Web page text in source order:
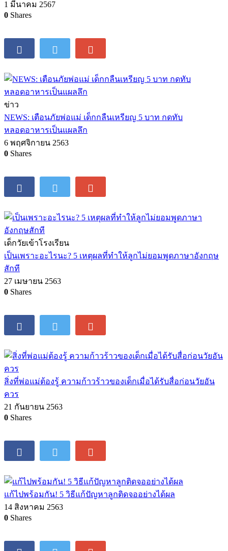
1 มีนาคม 2567
0 Shares
ข่าว
NEWS: เตือนภัยพ่อแม่ เด็กกลืนเหรียญ 5 บาท กดทับ
หลอดอาหารเป็นแผลลึก
6 พฤศจิกายน 2563
0 Shares
เด็กวัยเข้าโรงเรียน
เป็นเพราะอะไรนะ? 5 เหตุผลที่ทำให้ลูกไม่ยอมพูดภาษาอังกฤษ
สักที
27 เมษายน 2563
0 Shares
สิ่งที่พ่อแม่ต้องรู้ ความก้าวร้าวของเด็กเมื่อได้รับสื่อก่อนวัยอัน
ควร
21 กันยายน 2563
0 Shares
แก้ไปพร้อมกัน! 5 วิธีแก้ปัญหาลูกติดจออย่างได้ผล
14 สิงหาคม 2563
0 Shares